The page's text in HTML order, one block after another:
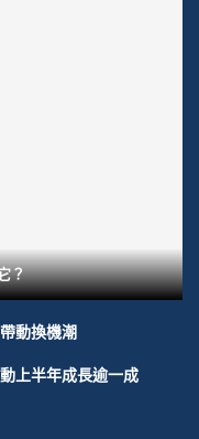
？
動換機潮
上半年成長逾一成